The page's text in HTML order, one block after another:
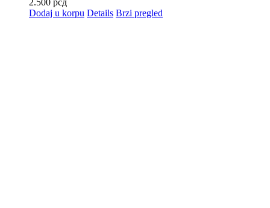
Dodaj u korpu Details Brzi pregled